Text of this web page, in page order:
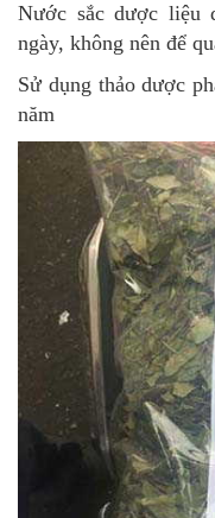
Nước sắc dược liệu
ngày, không nên để
Sử dụng thảo dược
năm